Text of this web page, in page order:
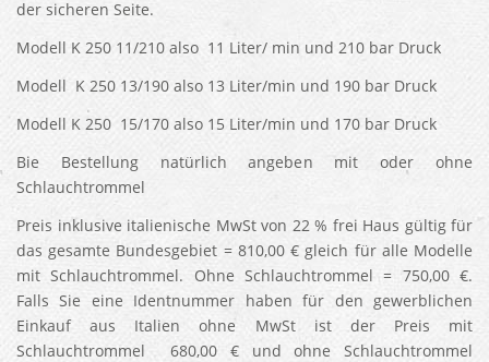
der sicheren Seite.
Modell K 250 11/210 also 11 Liter/ min und 210 bar Druck
Modell K 250 13/190 also 13 Liter/min und 190 bar Druck
Modell K 250 15/170 also 15 Liter/min und 170 bar Druck
Bie Bestellung natürlich angeben mit oder ohne
Schlauchtrommel
Preis inklusive italienische MwSt von 22 % frei Haus gültig für
das gesamte Bundesgebiet = 810,00 € gleich für alle Modelle
mit Schlauchtrommel. Ohne Schlauchtrommel = 750,00 €.
Falls Sie eine Identnummer haben für den gewerblichen
Einkauf aus Italien ohne MwSt ist der Preis mit
Schlauchtrommel 680,00 € und ohne Schlauchtrommel